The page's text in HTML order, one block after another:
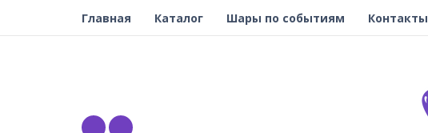
Главная Каталог Шары по событиям Контакты